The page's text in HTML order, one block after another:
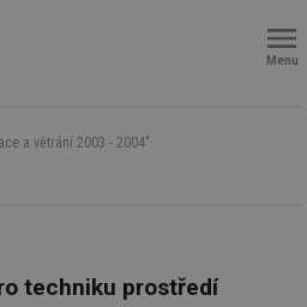
Menu
a větrání 2003 - 2004"
techniku prostředí